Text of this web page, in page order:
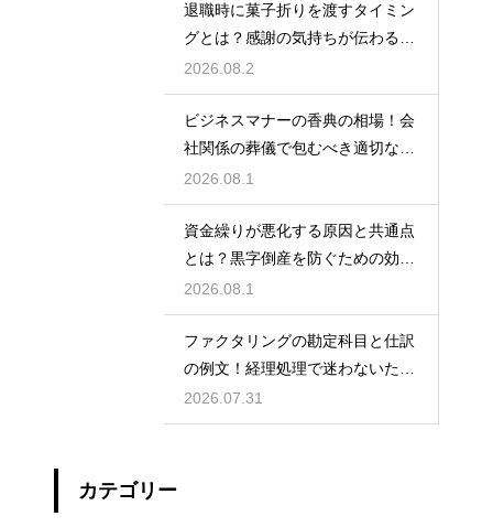
退職時に菓子折りを渡すタイミン
グとは？感謝の気持ちが伝わる正
しいマナー
2026.08.2
ビジネスマナーの香典の相場！会
社関係の葬儀で包むべき適切な金
額の目安
2026.08.1
資金繰りが悪化する原因と共通点
とは？黒字倒産を防ぐための効果
的な対策
2026.08.1
ファクタリングの勘定科目と仕訳
の例文！経理処理で迷わないため
の知識
2026.07.31
カテゴリー